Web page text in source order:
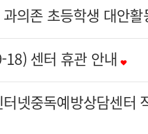
과의존 초등학생 대안
18) 센터 휴관 안내
넷중독예방상담센터